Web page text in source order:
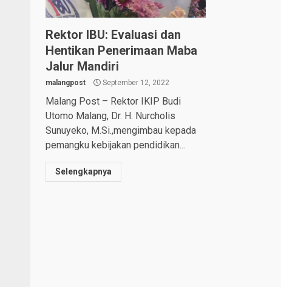
Rektor IBU: Evaluasi dan
Hentikan Penerimaan Maba
Jalur Mandiri
malangpost September 12, 2022
Malang Post – Rektor IKIP Budi
Utomo Malang, Dr. H. Nurcholis
Sunuyeko, M.Si.,mengimbau kepada
pemangku kebijakan pendidikan...
Selengkapnya